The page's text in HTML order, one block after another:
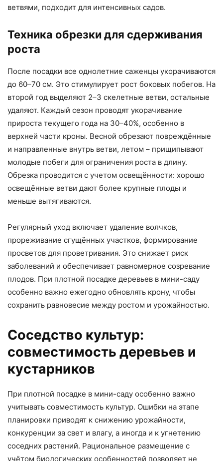
ветвями, подходит для интенсивных садов.
Техника обрезки для сдерживания
роста
После посадки все однолетние саженцы укорачиваются
до 60–70 см. Это стимулирует рост боковых побегов. На
второй год выделяют 2–3 скелетные ветви, остальные
удаляют. Каждый сезон проводят укорачивание
прироста текущего года на 30–40%, особенно в
верхней части кроны. Весной обрезают повреждённые
и направленные внутрь ветви, летом – прищипывают
молодые побеги для ограничения роста в длину.
Обрезка проводится с учетом освещённости: хорошо
освещённые ветви дают более крупные плоды и
меньше вытягиваются.
Регулярный уход включает удаление волчков,
прореживание сгущённых участков, формирование
просветов для проветривания. Это снижает риск
заболеваний и обеспечивает равномерное созревание
плодов. При плотной посадке деревьев в мини-саду
особенно важно ежегодно обновлять крону, чтобы
сохранить равновесие между ростом и урожайностью.
Соседство культур:
совместимость деревьев и
кустарников
При плотной посадке в мини-саду особенно важно
учитывать совместимость культур. Ошибки на этапе
планировки приводят к снижению урожайности,
конкуренции за свет и влагу, а иногда и к угнетению
соседних растений. Рациональное размещение с
учётом биологических особенностей позволяет не